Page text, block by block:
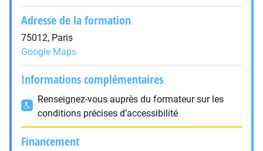
Adresse de la formation
75012, Paris
Google Maps
Informations complémentaires
Renseignez-vous auprès du formateur sur les
conditions précises d’accessibilité
Financement